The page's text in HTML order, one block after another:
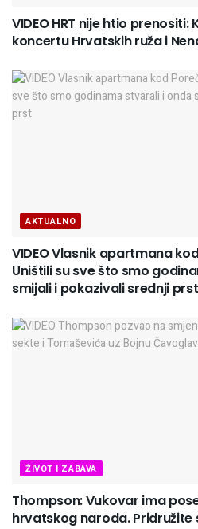
VIDEO HRT nije htio prenositi:
koncertu Hrvatskih ruža i
AKTUALNO
VIDEO Vlasnik apartmana
Uništili su sve što smo
smijali i pokazivali srednji prst
ŽIVOT I ZABAVA
Thompson: Vukovar ima
hrvatskog naroda. Pridružite